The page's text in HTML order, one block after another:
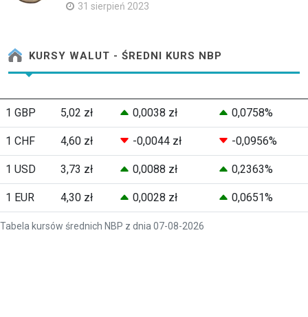
31 sierpień 2023
KURSY WALUT - ŚREDNI KURS NBP
Tabela kursów średnich NBP z dnia 07-08-2026
1 GBP 5,02 zł 0,0038 zł 0,0758%
1 CHF 4,60 zł -0,0044 zł -0,0956%
1 USD 3,73 zł 0,0088 zł 0,2363%
1 EUR 4,30 zł 0,0028 zł 0,0651%